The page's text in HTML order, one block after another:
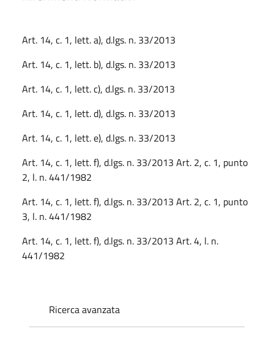
Art. 14, c. 1, lett. a), d.lgs. n. 33/2013
Art. 14, c. 1, lett. b), d.lgs. n. 33/2013
Art. 14, c. 1, lett. c), d.lgs. n. 33/2013
Art. 14, c. 1, lett. d), d.lgs. n. 33/2013
Art. 14, c. 1, lett. e), d.lgs. n. 33/2013
Art. 14, c. 1, lett. f), d.lgs. n. 33/2013 Art. 2, c. 1, punto
2, l. n. 441/1982
Art. 14, c. 1, lett. f), d.lgs. n. 33/2013 Art. 2, c. 1, punto
3, l. n. 441/1982
Art. 14, c. 1, lett. f), d.lgs. n. 33/2013 Art. 4, l. n.
441/1982
Ricerca avanzata